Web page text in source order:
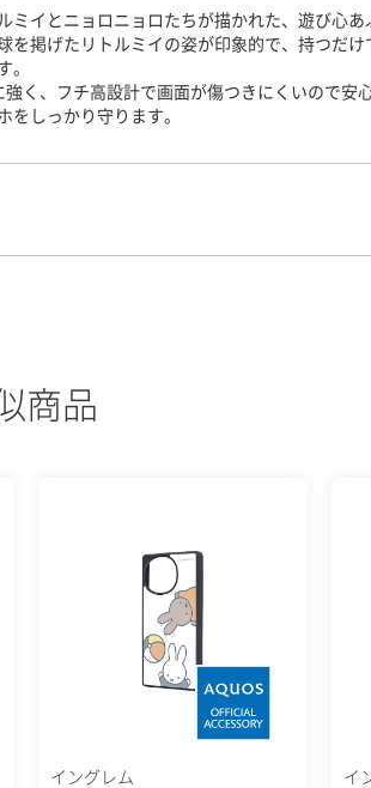
ミイとニョロニョロたちが描かれた、遊び心
を掲げたリトルミイの姿が印象的で、持つだ
。
く、フチ高設計で画面が傷つきにくいので安
をしっかり守ります。
商品
イングレム
イ